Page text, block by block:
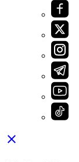
close